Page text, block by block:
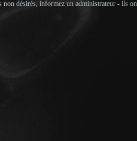
non désirés, informez un administrateur - ils